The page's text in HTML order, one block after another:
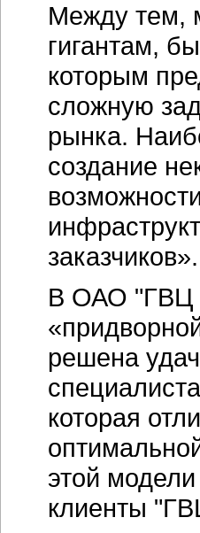
Между тем,
гигантам,
которым
сложную
рынка.
создание
заказчиков».
В ОАО "ГВЦ
решена
которая
этой
клиенты